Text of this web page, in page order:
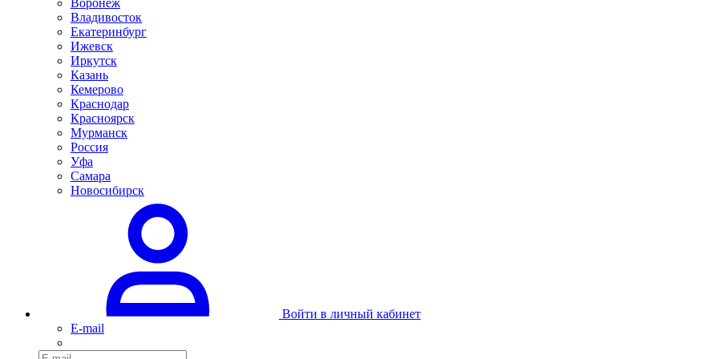
Воронеж
Владивосток
Екатеринбург
Ижевск
Иркутск
Казань
Кемерово
Краснодар
Красноярск
Мурманск
Россия
Уфа
Самара
Новосибирск
Войти в личный кабинет
E-mail